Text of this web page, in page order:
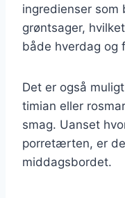
ingredienser som
grøntsager,
både hverdag og
Det er også
timian eller
smag. Uanset
porretærten, er
middagsbordet.